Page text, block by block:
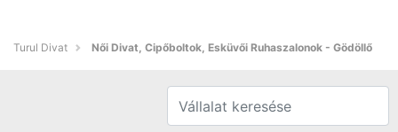
Turul Divat Női Divat, Cipőboltok, Esküvői Ruhaszalonok - Gödöllő